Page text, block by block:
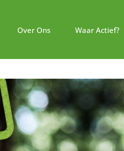
Over Ons Waar Actief?